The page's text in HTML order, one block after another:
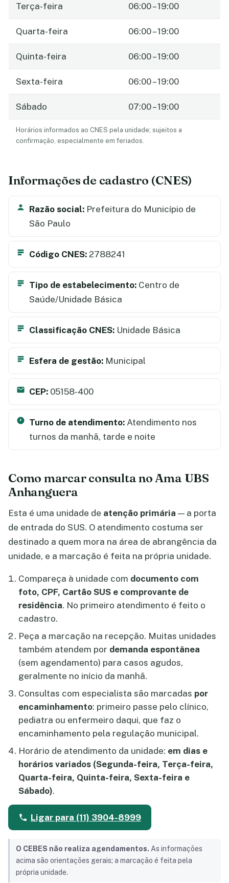
Terça-feira 06:00 – 19:00
Quarta-feira 06:00 – 19:00
Quinta-feira 06:00 – 19:00
Sexta-feira 06:00 – 19:00
Sábado 07:00 – 19:00
Horários informados ao CNES pela unidade; sujeitos a
confirmação, especialmente em feriados.
Informações de cadastro (CNES)
Razão social: Prefeitura do Município de
São Paulo
Código CNES: 2788241
Tipo de estabelecimento: Centro de
Saúde/Unidade Básica
Classificação CNES: Unidade Básica
Esfera de gestão: Municipal
CEP: 05158-400
Turno de atendimento: Atendimento nos
turnos da manhã, tarde e noite
Como marcar consulta no Ama UBS
Anhanguera
Esta é uma unidade de atenção primária — a porta
de entrada do SUS. O atendimento costuma ser
destinado a quem mora na área de abrangência da
unidade, e a marcação é feita na própria unidade.
Compareça à unidade com documento com
foto, CPF, Cartão SUS e comprovante de
residência. No primeiro atendimento é feito o
cadastro.
Peça a marcação na recepção. Muitas unidades
também atendem por demanda espontânea
(sem agendamento) para casos agudos,
geralmente no início da manhã.
Consultas com especialista são marcadas por
encaminhamento: primeiro passe pelo clínico,
pediatra ou enfermeiro daqui, que faz o
encaminhamento pela regulação municipal.
Horário de atendimento da unidade: em dias e
horários variados (Segunda-feira, Terça-feira,
Quarta-feira, Quinta-feira, Sexta-feira e
Sábado).
Ligar para (11) 3904-8999
O CEBES não realiza agendamentos. As informações
acima são orientações gerais; a marcação é feita pela
própria unidade.